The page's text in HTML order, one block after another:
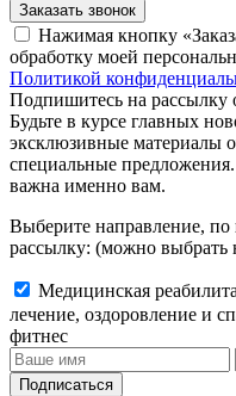
Заказать звонок
Нажимая кнопку
обработку моей
Политикой
Подпишитесь на рассылку
Будьте в курсе главных
эксклюзивные материалы
специальные
важна именно вам.
Выберите направление, по
рассылку: (можно выбрать
Медицинская
лечение, оздоровление и
фитнес
Подписаться